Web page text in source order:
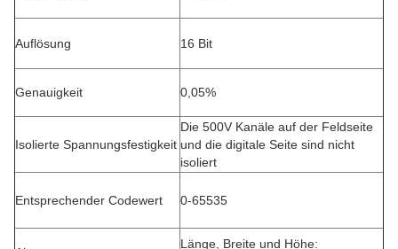
Auflösung 16 Bit
Genauigkeit 0,05%
Isolierte Spannungsfestigkeit
Die 500V Kanäle auf der Feldseite
und die digitale Seite sind nicht
isoliert
Entsprechender Codewert 0-65535
Länge, Breite und Höhe: